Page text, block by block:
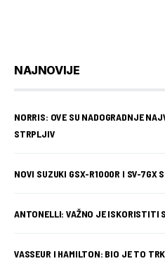
NAJNOVIJE
NORRIS: OVE SU NADOGRADNJE
STRPLJIV
NOVI SUZUKI GSX-R1000R I SV-7GX
ANTONELLI: VAŽNO JE ISKORISTITI
VASSEUR I HAMILTON: BIO JE TO